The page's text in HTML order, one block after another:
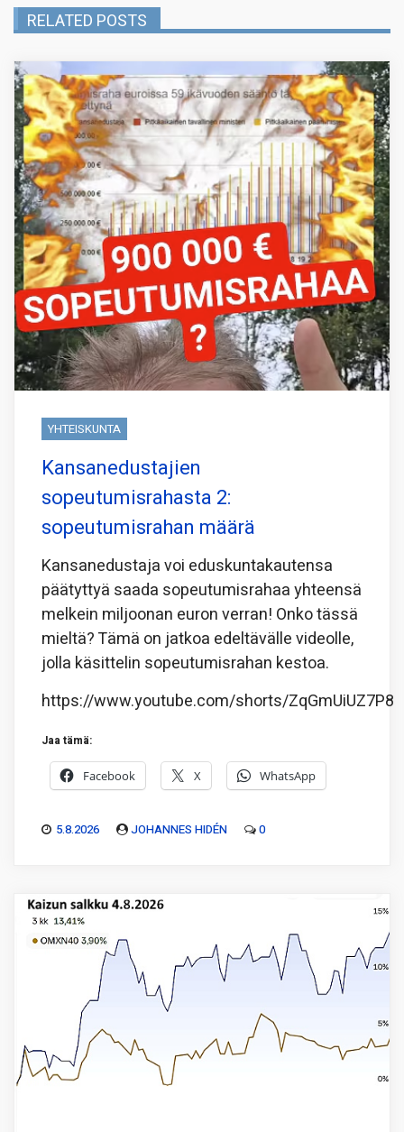
RELATED POSTS
YHTEISKUNTA
Kansanedustajien
sopeutumisrahasta 2:
sopeutumisrahan määrä
Kansanedustaja voi eduskuntakautensa
päätyttyä saada sopeutumisrahaa yhteensä
melkein miljoonan euron verran! Onko tässä
mieltä? Tämä on jatkoa edeltävälle videolle,
jolla käsittelin sopeutumisrahan kestoa.
https://www.youtube.com/shorts/ZqGmUiUZ7P8
Jaa tämä:
Facebook X WhatsApp
5.8.2026 JOHANNES HIDÉN 0